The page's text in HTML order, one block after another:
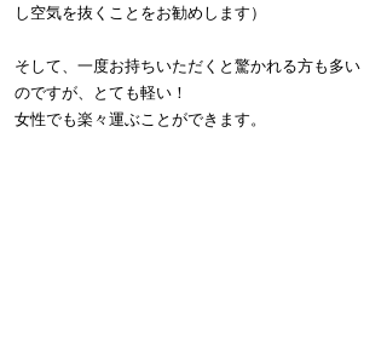
し空気を抜くことをお勧めします）
そして、一度お持ちいただくと驚かれる方も多い
のですが、とても軽い！
女性でも楽々運ぶことができます。